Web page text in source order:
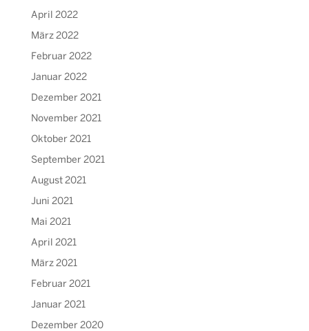
April 2022
März 2022
Februar 2022
Januar 2022
Dezember 2021
November 2021
Oktober 2021
September 2021
August 2021
Juni 2021
Mai 2021
April 2021
März 2021
Februar 2021
Januar 2021
Dezember 2020